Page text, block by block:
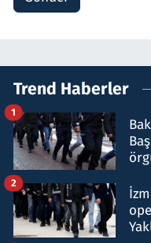
Trend Haberler
1
2